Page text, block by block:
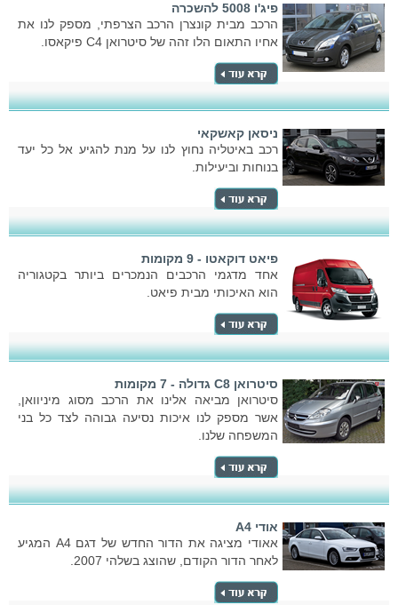
פיג'ו 5008 להשכרה
הרכב מבית קונצרן הרכב הצרפתי, מספק לנו את
אחיו התאום הלו זהה של סיטרואן C4 פיקאסו.
ניסאן קאשקאי
רכב באיטליה נחוץ לנו על מנת להגיע אל כל יעד
בנוחות וביעילות.
פיאט דוקאטו - 9 מקומות
אחד מדגמי הרכבים הנמכרים ביותר בקטגוריה
הוא האיכותי מבית פיאט.
סיטרואן C8 גדולה - 7 מקומות
סיטרואן מביאה אלינו את הרכב מסוג מיניוואן,
אשר מספק לנו איכות נסיעה גבוהה לצד כל בני
המשפחה שלנו.
אודי A4
אאודי מציגה את הדור החדש של דגם A4 המגיע
לאחר הדור הקודם, שהוצג בשלהי 2007.